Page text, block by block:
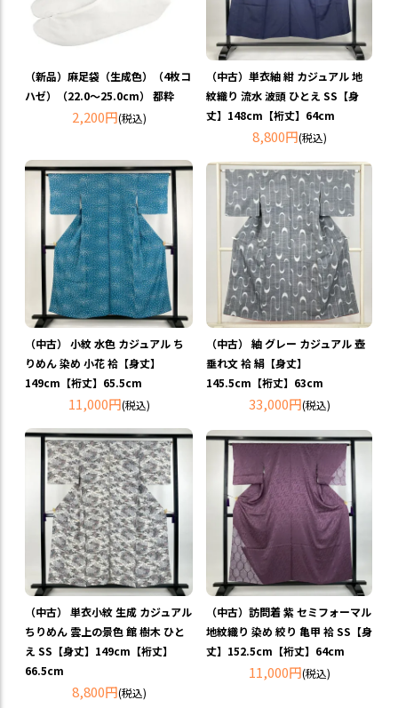
（新品）麻足袋（生成色）（4枚コ
ハゼ）（22.0～25.0cm） 都粋
2,200円(税込)
（中古）単衣紬 紺 カジュアル 地
紋織り 流水 波頭 ひとえ SS【身
丈】148cm【裄丈】64cm
8,800円(税込)
（中古） 小紋 水色 カジュアル ち
りめん 染め 小花 袷【身丈】
149cm【裄丈】65.5cm
11,000円(税込)
（中古） 紬 グレー カジュアル 壺
垂れ文 袷 絹【身丈】
145.5cm【裄丈】63cm
33,000円(税込)
（中古） 単衣小紋 生成 カジュアル
ちりめん 雲上の景色 館 樹木 ひと
え SS【身丈】149cm【裄丈】
66.5cm
8,800円(税込)
（中古）訪問着 紫 セミフォーマル
地紋織り 染め 絞り 亀甲 袷 SS【身
丈】152.5cm【裄丈】64cm
11,000円(税込)